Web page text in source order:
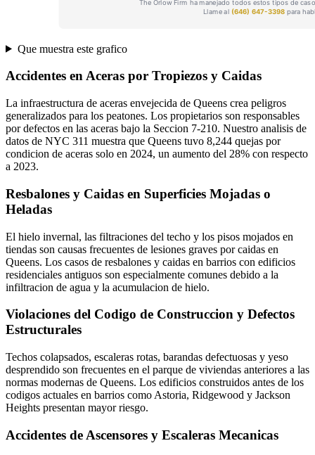
Que muestra este grafico
Accidentes en Aceras por Tropiezos y Caidas
La infraestructura de aceras envejecida de Queens crea peligros
generalizados para los peatones. Los propietarios son responsables
por defectos en las aceras bajo la Seccion 7-210. Nuestro analisis de
datos de NYC 311 muestra que Queens tuvo 8,244 quejas por
condicion de aceras solo en 2024, un aumento del 28% con respecto
a 2023.
Resbalones y Caidas en Superficies Mojadas o
Heladas
El hielo invernal, las filtraciones del techo y los pisos mojados en
tiendas son causas frecuentes de lesiones graves por caidas en
Queens. Los casos de resbalones y caidas en barrios con edificios
residenciales antiguos son especialmente comunes debido a la
infiltracion de agua y la acumulacion de hielo.
Violaciones del Codigo de Construccion y Defectos
Estructurales
Techos colapsados, escaleras rotas, barandas defectuosas y yeso
desprendido son frecuentes en el parque de viviendas anteriores a las
normas modernas de Queens. Los edificios construidos antes de los
codigos actuales en barrios como Astoria, Ridgewood y Jackson
Heights presentan mayor riesgo.
Accidentes de Ascensores y Escaleras Mecanicas